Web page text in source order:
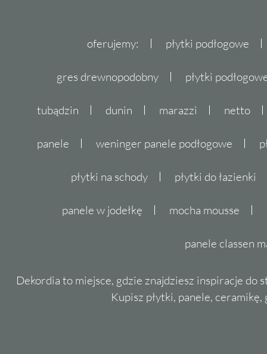
oferujemy: płytki podłogowe
gres drewnopodobny płytki
tubądzin dunin marazzi netto
panele weninger panele podłogowe
płytki na schody płytki do łazienki
panele w jodełkę mocha mousse
panele classen
Dekordia to miejsce, gdzie znajdziesz inspiracje do
Kupisz płytki, panele,